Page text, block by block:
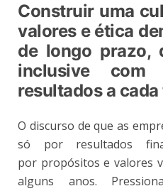
Construir uma
valores e ética
de longo prazo,
inclusive
resultados a
O discurso de que as
só por resultados
por propósitos e valores
alguns anos.